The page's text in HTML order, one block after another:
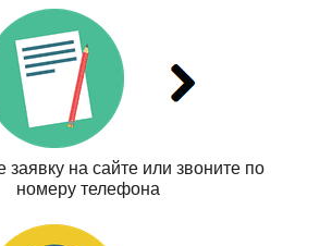
заявку на сайте или звоните по
номеру телефона